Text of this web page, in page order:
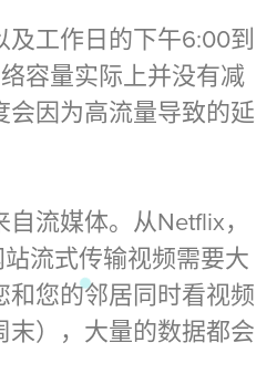
及工作日的下午6:00到
容量实际上并没有减
因为高流量导致的延
流媒体。从Netflix，
流式传输视频需要大
您的邻居同时看视频
），大量的数据都会